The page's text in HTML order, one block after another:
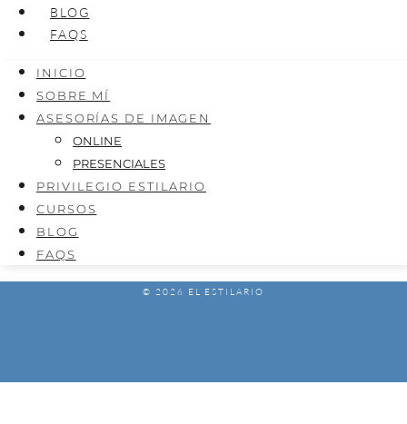
BLOG
FAQS
INICIO
SOBRE MÍ
ASESORÍAS DE IMAGEN
ONLINE
PRESENCIALES
PRIVILEGIO ESTILARIO
CURSOS
BLOG
FAQS
© 2026 EL ESTILARIO